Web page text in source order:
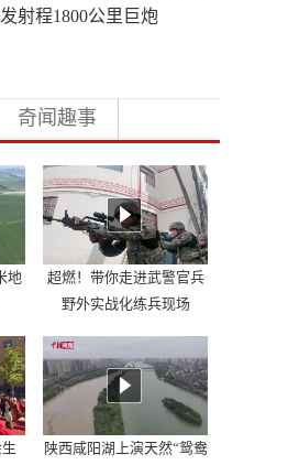
大盘鸡的故乡！
奇闻趣事
地
超燃！带你走进武警官兵
野外实战化练兵现场
陕西咸阳湖上演天然“鸳鸯